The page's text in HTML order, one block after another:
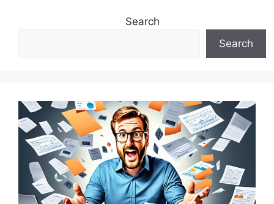
Search
Search